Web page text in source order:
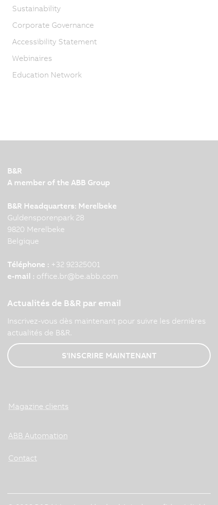
Sustainability
Corporate Governance
Accessibility Statement
Webinaires
Education Network
B&R
A member of the ABB Group
B&R Headquarters: Merelbeke
Guldensporenpark 28
9820 Merelbeke
Belgique
Téléphone : +32 92325001
e-mail : office.br@be.abb.com
Actualités de B&R par email
Inscrivez-vous dès maintenant pour suivre les dernières
actualités de B&R.
S'INSCRIRE MAINTENANT
Magazine clients
ABB Automation
Contact